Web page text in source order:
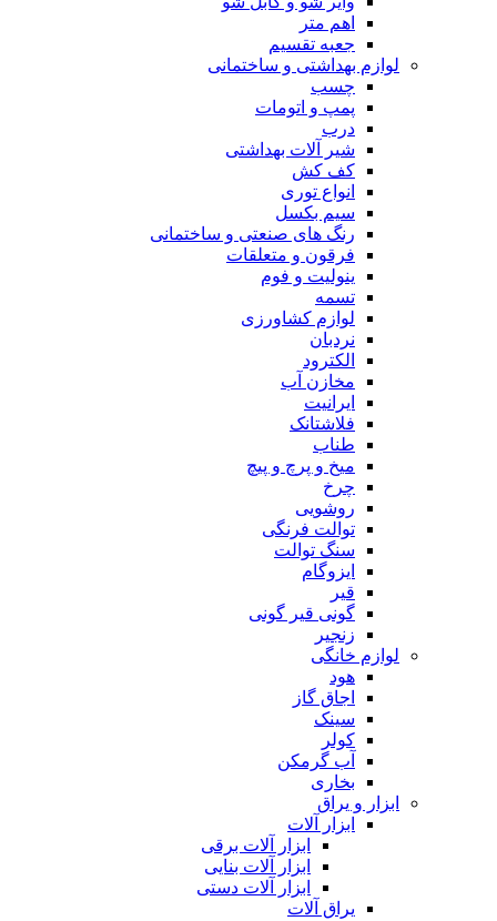
اهم متر
جعبه تقسیم
لوازم بهداشتی و ساختمانی
چسب
پمپ و اتومات
درب
شیر آلات بهداشتی
کف کش
انواع توری
سیم بکسل
رنگ های صنعتی و ساختمانی
فرقون و متعلقات
ینولیت و فوم
تسمه
لوازم کشاورزی
نردبان
الکترود
مخازن آب
ایرانیت
فلاشتانک
طناب
میخ و پرچ و پیچ
چرخ
روشویی
توالت فرنگی
سنگ توالت
ایزوگام
قیر
گونی قیر گونی
زنجیر
لوازم خانگی
هود
اجاق گاز
سینک
کولر
آب گرمکن
بخاری
ابزار و یراق
ابزار آلات
ابزار آلات برقی
ابزار آلات بنایی
ابزار آلات دستی
یراق آلات